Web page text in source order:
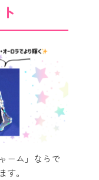
ーム」ならで
。